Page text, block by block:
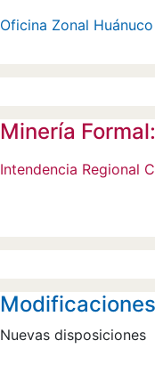
Oficina Zonal Huánuco
Minería
Intendencia Regional
Nuevas disposiciones